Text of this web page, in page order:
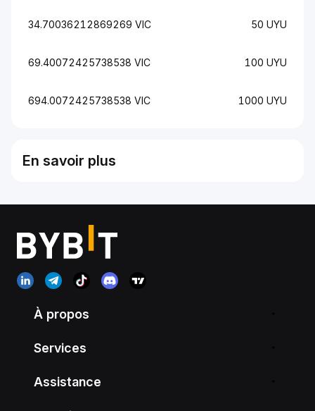
34.70036212869269 VIC 50 UYU
69.40072425738538 VIC 100 UYU
694.0072425738538 VIC 1000 UYU
En savoir plus
À propos
Services
Assistance